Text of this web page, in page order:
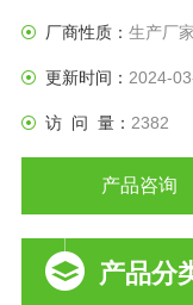
厂商性质： 生产厂家
更新时间： 2024-
访 问 量： 2382
产品咨询
产品分